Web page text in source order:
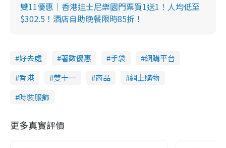
雙11優惠｜香港迪士尼樂園門票買1送1！人均低至
$302.5！酒店自助晚餐限時85折！
好去處 著數優惠 手袋
網購平台
香港
雙十一 商品
網上購物
時裝服飾
更多真實評價